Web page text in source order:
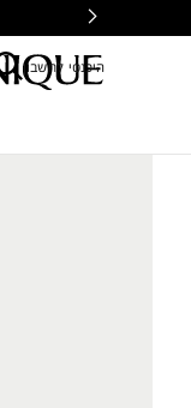
היכנסי לחשבון